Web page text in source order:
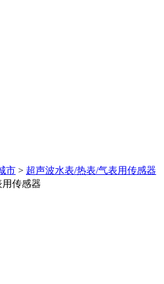
市 > 超声波水表/热表/气表用传感器
传感器